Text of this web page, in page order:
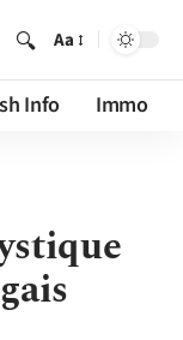
Aa
Info Immo